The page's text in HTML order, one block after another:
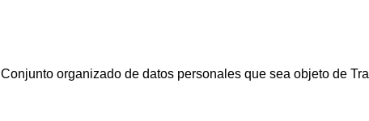
Conjunto organizado de datos personales que sea objeto de